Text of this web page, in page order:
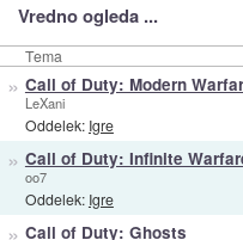
Vredno ogleda ...
Tema
» Call of Duty: Modern
LeXani
Oddelek: Igre
» Call of Duty: Infinite
oo7
Oddelek: Igre
» Call of Duty: Ghosts